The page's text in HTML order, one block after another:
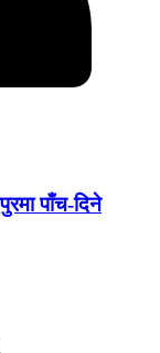
पाँच-दिने